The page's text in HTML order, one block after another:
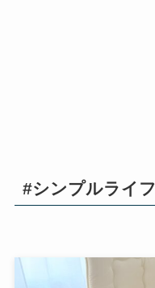
#シンプルライフ